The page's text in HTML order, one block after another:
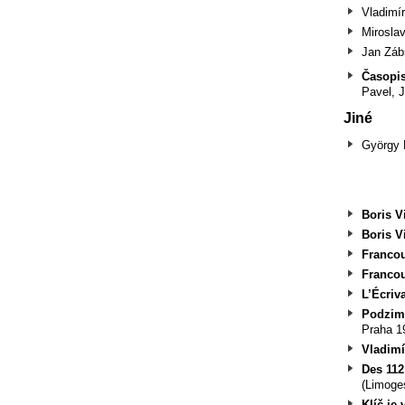
Jan
Pavel,
Jiné
György
Boris
Boris
Praha
Des